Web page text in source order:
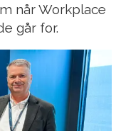
når Workplace
går for.